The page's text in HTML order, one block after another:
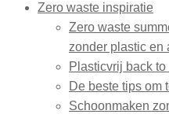
Zero waste inspiratie
Zero waste
zonder plastic en
Plasticvrij back
De beste tips om
Schoonmaken